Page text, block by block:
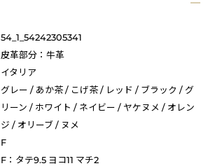
54_1_54242305341
皮革部分：牛革
イタリア
グレー / あか茶 / こげ茶 / レッド / ブラック / グ
リーン / ホワイト / ネイビー / ヤケヌメ / オレン
ジ / オリーブ / ヌメ
F
F：タテ9.5 ヨコ11 マチ2